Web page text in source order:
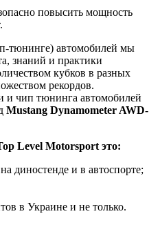
повысить мощность
тюнинге) автомобилей мы
знаний и практики
кубков в разных
рекордов.
и чип тюнинга автомобилей
Mustang Dynamometer AWD-
Level Motorsport это:
диностенде и в автоспорте;
в Украине и не только.